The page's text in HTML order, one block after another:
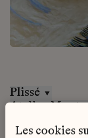
Plissé
Atelier
les cookies